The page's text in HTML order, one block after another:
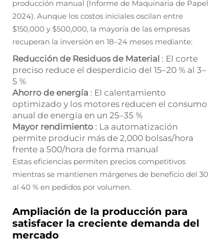
producción manual (Informe de Maquinaria de Papel
2024). Aunque los costos iniciales oscilan entre
$150,000 y $500,000, la mayoría de las empresas
recuperan la inversión en 18–24 meses mediante:
Reducción de Residuos de Material : El corte
preciso reduce el desperdicio del 15–20 % al 3–
5 %
Ahorro de energía : El calentamiento
optimizado y los motores reducen el consumo
anual de energía en un 25–35 %
Mayor rendimiento : La automatización
permite producir más de 2,000 bolsas/hora
frente a 500/hora de forma manual
Estas eficiencias permiten precios competitivos
mientras se mantienen márgenes de beneficio del 30
al 40 % en pedidos por volumen.
Ampliación de la producción para
satisfacer la creciente demanda del
mercado